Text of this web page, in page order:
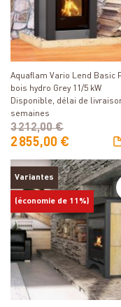
Détails
Aquaflam Vario Lend Basic
bois hydro Grey 11/5 kW
Disponible, délai de
semaines
2 855,00 €
3 212,00 €
Variantes
(économie de 11%)
Détails